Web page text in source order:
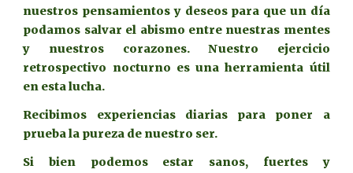
nuestros pensamientos y deseos para que un día
podamos salvar el abismo entre nuestras mentes
y nuestros corazones. Nuestro ejercicio
retrospectivo nocturno es una herramienta útil
en esta lucha.
Recibimos experiencias diarias para poner a
prueba la pureza de nuestro ser.
Si bien podemos estar sanos, fuertes y